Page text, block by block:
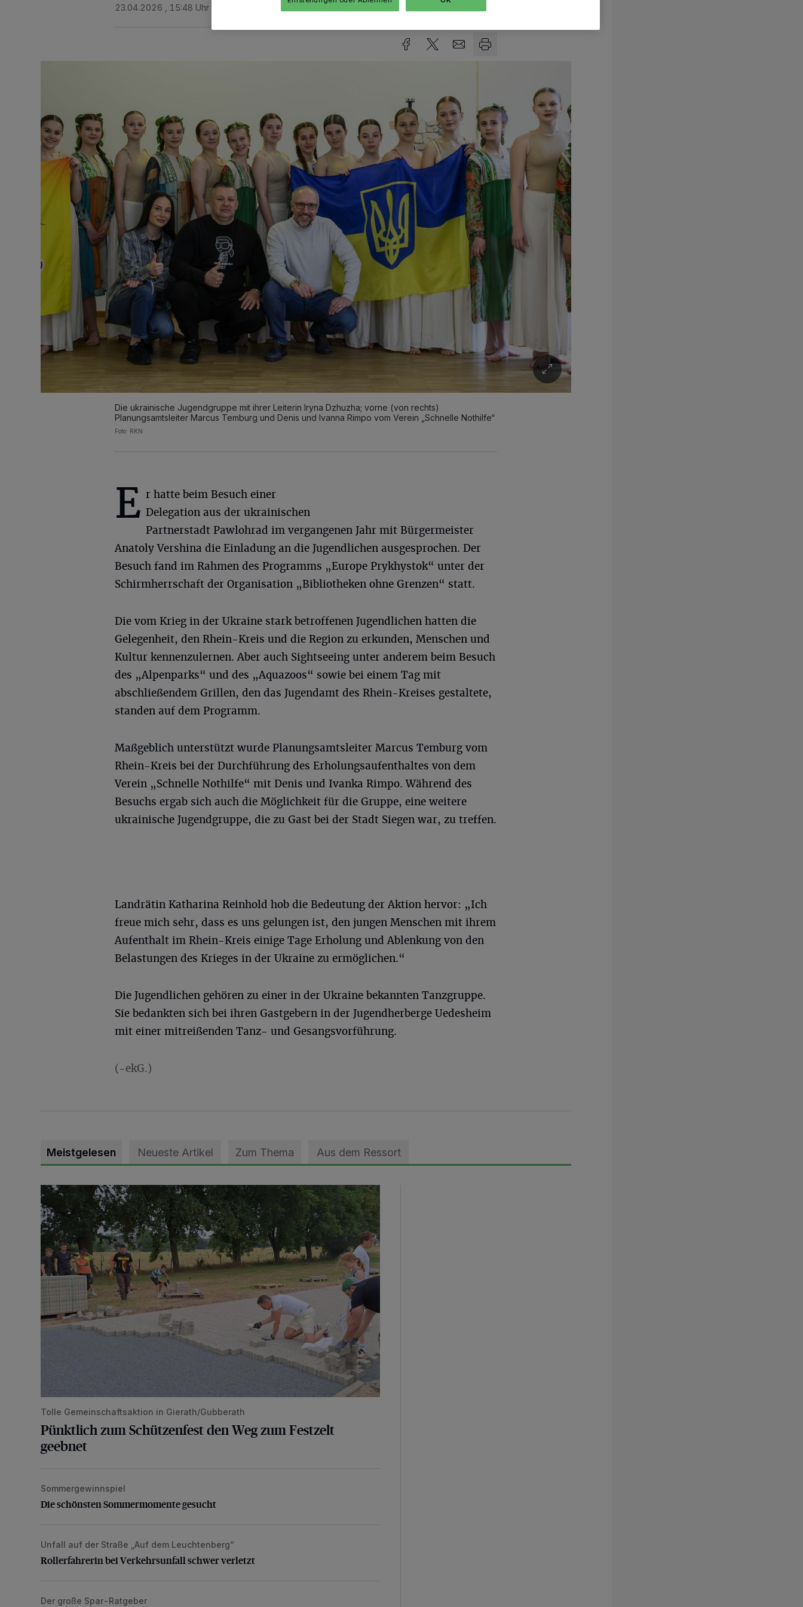
23.04.2026 , 15:48 Uhr
Die ukrainische Jugendgruppe mit ihrer Leiterin Iryna Dzhuzha; vorne (von rechts)
Planungsamtsleiter Marcus Temburg und Denis und Ivanna Rimpo vom Verein „Schnelle Nothilfe“
Foto: RKN.
E r hatte beim Besuch einer
Delegation aus der ukrainischen
Partnerstadt Pawlohrad im vergangenen Jahr mit Bürgermeister
Anatoly Vershina die Einladung an die Jugendlichen ausgesprochen. Der
Besuch fand im Rahmen des Programms „Europe Prykhystok“ unter der
Schirmherrschaft der Organisation „Bibliotheken ohne Grenzen“ statt.
Die vom Krieg in der Ukraine stark betroffenen Jugendlichen hatten die
Gelegenheit, den Rhein-Kreis und die Region zu erkunden, Menschen und
Kultur kennenzulernen. Aber auch Sightseeing unter anderem beim Besuch
des „Alpenparks“ und des „Aquazoos“ sowie bei einem Tag mit
abschließendem Grillen, den das Jugendamt des Rhein-Kreises gestaltete,
standen auf dem Programm.
Maßgeblich unterstützt wurde Planungsamtsleiter Marcus Temburg vom
Rhein-Kreis bei der Durchführung des Erholungsaufenthaltes von dem
Verein „Schnelle Nothilfe“ mit Denis und Ivanka Rimpo. Während des
Besuchs ergab sich auch die Möglichkeit für die Gruppe, eine weitere
ukrainische Jugendgruppe, die zu Gast bei der Stadt Siegen war, zu treffen.
Landrätin Katharina Reinhold hob die Bedeutung der Aktion hervor: „Ich
freue mich sehr, dass es uns gelungen ist, den jungen Menschen mit ihrem
Aufenthalt im Rhein-Kreis einige Tage Erholung und Ablenkung von den
Belastungen des Krieges in der Ukraine zu ermöglichen.“
Die Jugendlichen gehören zu einer in der Ukraine bekannten Tanzgruppe.
Sie bedankten sich bei ihren Gastgebern in der Jugendherberge Uedesheim
mit einer mitreißenden Tanz- und Gesangsvorführung.
(-ekG.)
Meistgelesen Neueste Artikel Zum Thema Aus dem Ressort
Pünktlich zum Schützenfest den Weg zum Festzelt geebnet
Tolle Gemeinschaftsaktion in Gierath/Gubberath
Pünktlich zum Schützenfest den Weg zum Festzelt
geebnet
Die schönsten Sommermomente gesucht
Sommergewinnspiel
Die schönsten Sommermomente gesucht
Rollerfahrerin bei Verkehrsunfall schwer verletzt
Unfall auf der Straße „Auf dem Leuchtenberg“
Rollerfahrerin bei Verkehrsunfall schwer verletzt
Lohnen sich kompatible Druckerpatronen?
Der große Spar-Ratgeber